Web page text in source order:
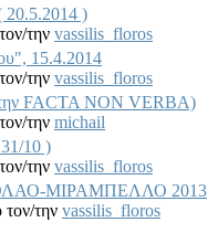
20.5.2014 )
την vassilis_floros
15.4.2014
την vassilis_floros
FACTA NON VERBA)
την michail
10 )
την vassilis_floros
ΜΙΡΑΜΠΕΛΛΟ 2013
τον/την vassilis_floros